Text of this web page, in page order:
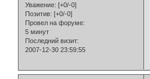
Уважение: [+0/-0]
Позитив: [+0/-0]
Провел на форуме:
5 минут
Последний визит:
2007-12-30 23:59:55